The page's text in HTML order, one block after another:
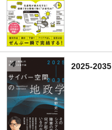
2025-